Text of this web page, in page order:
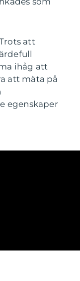
att
ihåg att
att mäta på
egenskaper